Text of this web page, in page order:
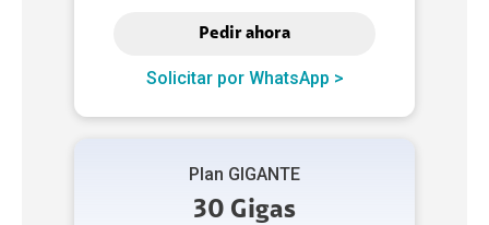
Pedir ahora
Solicitar por WhatsApp >
Plan GIGANTE
30 Gigas